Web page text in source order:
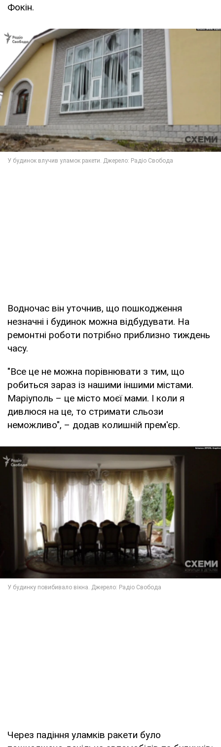
Фокін.
Водночас він уточнив, що пошкодження
незначні і будинок можна відбудувати. На
ремонтні роботи потрібно приблизно тиждень
часу.
"Все це не можна порівнювати з тим, що
робиться зараз із нашими іншими містами.
Маріуполь – це місто моєї мами. І коли я
дивлюся на це, то стримати сльози
неможливо", – додав колишній прем'єр.
Через падіння уламків ракети було